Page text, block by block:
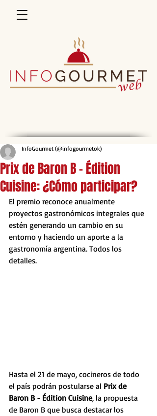
Prix de Baron B - Édition
Cuisine: ¿Cómo participar?
InfoGourmet (@infogourmetok)
El premio reconoce anualmente
proyectos gastronómicos integrales que
estén generando un cambio en su
entorno y haciendo un aporte a la
gastronomía argentina. Todos los
detalles.
Hasta el 21 de mayo, cocineros de todo
el país podrán postularse al Prix de
Baron B - Édition Cuisine, la propuesta
de Baron B que busca destacar los